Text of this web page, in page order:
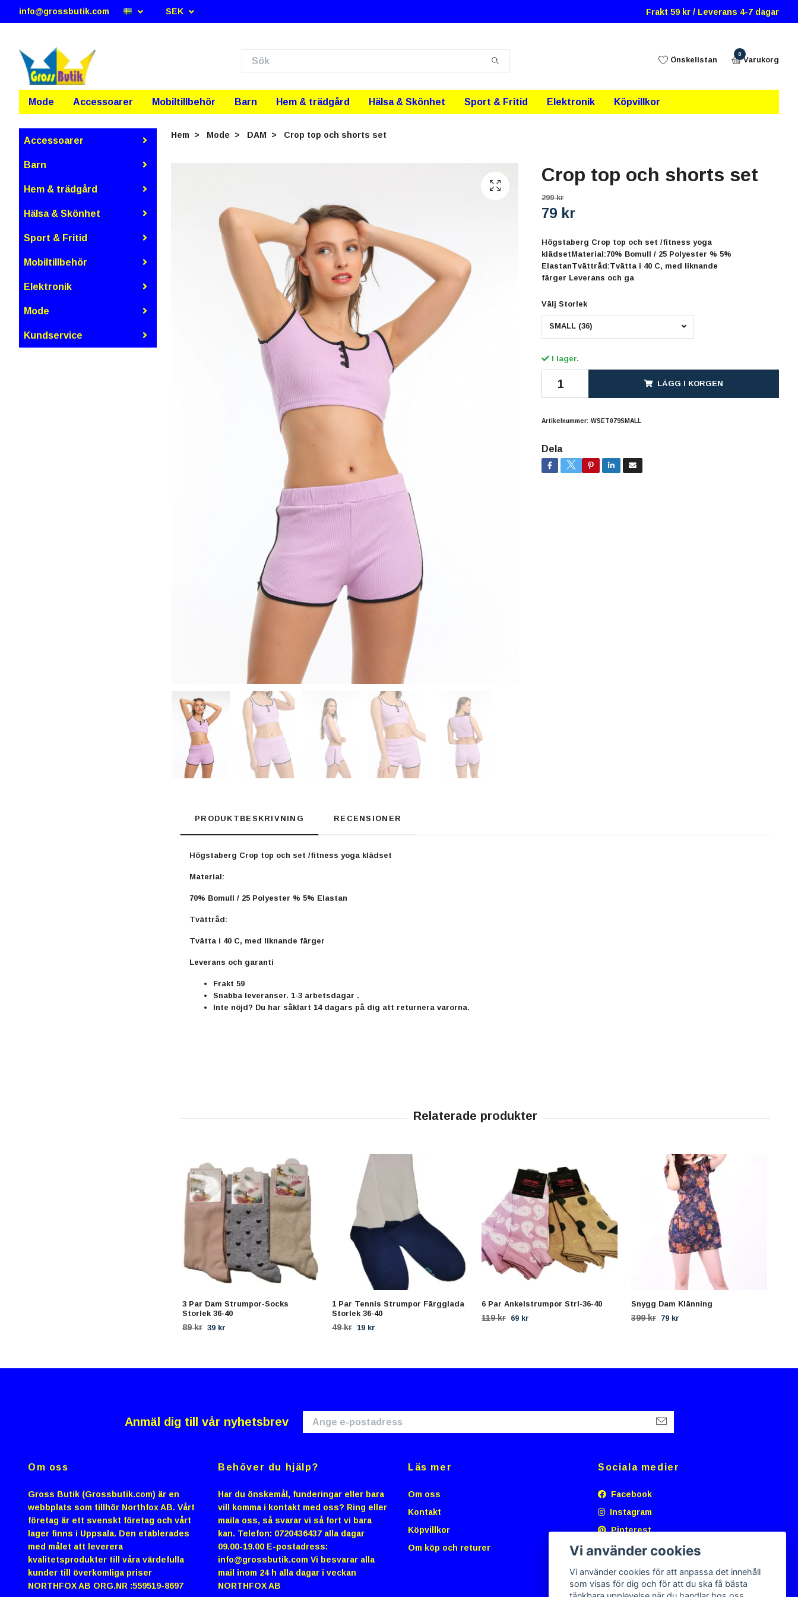
info@grossbutik.com SEK Frakt 59 kr / Leverans 4-7 dagar
Önskelistan
0
Varukorg
Mode Accessoarer Mobiltillbehör Barn Hem & trädgård Hälsa & Skönhet Sport & Fritid Elektronik Köpvillkor
Accessoarer
Barn
Hem & trädgård
Hälsa & Skönhet
Sport & Fritid
Mobiltillbehör
Elektronik
Mode
Kundservice
Hem Mode DAM Crop top och shorts set
Crop top och shorts set
299 kr
79 kr
Högstaberg Crop top och set /fitness yoga
klädsetMaterial:70% Bomull / 25 Polyester % 5%
ElastanTvättråd:Tvätta i 40 C, med liknande
färger Leverans och ga
Välj Storlek
SMALL (36)
I lager.
LÄGG I KORGEN
Artikelnummer: WSET079SMALL
Dela
PRODUKTBESKRIVNING RECENSIONER
Högstaberg Crop top och set /fitness yoga klädset
Material:
70% Bomull / 25 Polyester % 5% Elastan
Tvättråd:
Tvätta i 40 C, med liknande färger
Leverans och garanti
Frakt 59
Snabba leveranser. 1-3 arbetsdagar .
Inte nöjd? Du har såklart 14 dagars på dig att returnera varorna.
3 Par Dam Strumpor-Socks
Storlek 36-40
89 kr 39 kr
1 Par Tennis Strumpor Färgglada
Storlek 36-40
49 kr 19 kr
6 Par Ankelstrumpor Strl-36-40
119 kr 69 kr
Snygg Dam Klänning
399 kr 79 kr
Anmäl dig till vår nyhetsbrev
Om oss
Gross Butik (Grossbutik.com) är en
webbplats som tillhör Northfox AB. Vårt
företag är ett svenskt företag och vårt
lager finns i Uppsala. Den etablerades
med målet att leverera
kvalitetsprodukter till våra värdefulla
kunder till överkomliga priser
NORTHFOX AB ORG.NR :559519-8697
Behöver du hjälp?
Har du önskemål, funderingar eller bara
vill komma i kontakt med oss? Ring eller
maila oss, så svarar vi så fort vi bara
kan. Telefon: 0720436437 alla dagar
09.00-19.00 E-postadress:
info@grossbutik.com Vi besvarar alla
mail inom 24 h alla dagar i veckan
NORTHFOX AB
Läs mer
Om oss
Kontakt
Köpvillkor
Om köp och returer
Sociala medier
Facebook
Instagram
Pinterest
Vi använder cookies
Vi använder cookies för att anpassa det innehåll
som visas för dig och för att du ska få bästa